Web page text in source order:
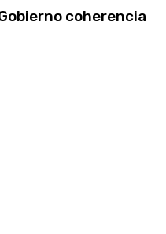
coherencia